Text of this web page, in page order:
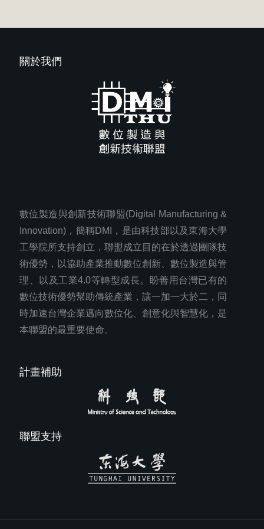
關於我們
數位製造與創新技術聯盟(Digital Manufacturing &
Innovation)，簡稱DMI，是由科技部以及東海大學
工學院所支持創立，聯盟成立目的在於透過團隊技
術優勢，以協助產業推動數位創新、數位製造與管
理、以及工業4.0等轉型成長。盼善用台灣已有的
數位技術優勢幫助傳統產業，讓一加一大於二，同
時加速台灣企業邁向數位化、創意化與智慧化，是
本聯盟的最重要使命。
計畫補助
聯盟支持